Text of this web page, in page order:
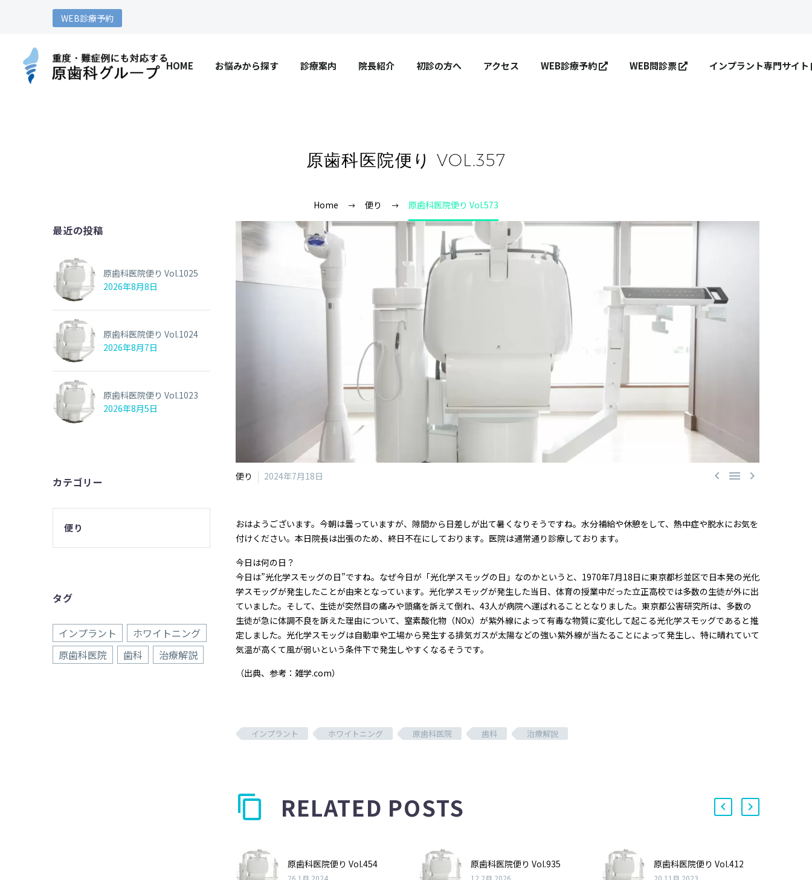
WEB診療予約
HOME お悩みから探す 診療案内 院長紹介 初診の方へ アクセス WEB診療予約 WEB問診票 インプラント専門サイト
原歯科医院便り VOL.357
Home 便り 原歯科医院便り Vol.573
  
便り 2024年7月18日
おはようございます。今朝は曇っていますが、隙間から日差しが出て暑くなりそうですね。水分補給や休憩をして、熱中症や脱水にお気を
付けください。本日院長は出張のため、終日不在にしております。医院は通常通り診療しております。
今日は何の日？
今日は”光化学スモッグの日”ですね。なぜ今日が「光化学スモッグの日」なのかというと、1970年7月18日に東京都杉並区で日本発の光化
学スモッグが発生したことが由来となっています。光化学スモッグが発生した当日、体育の授業中だった立正高校では多数の生徒が外に出
ていました。そして、生徒が突然目の痛みや頭痛を訴えて倒れ、43人が病院へ運ばれることとなりました。東京都公害研究所は、多数の
生徒が急に体調不良を訴えた理由について、窒素酸化物（NOx）が紫外線によって有毒な物質に変化して起こる光化学スモッグであると推
定しました。光化学スモッグは自動車や工場から発生する排気ガスが太陽などの強い紫外線が当たることによって発生し、特に晴れていて
気温が高くて風が弱いという条件下で発生しやすくなるそうです。
（出典、参考：雑学.com）
インプラント ホワイトニング 原歯科医院 歯科 治療解説
RELATED POSTS
原歯科医院便り Vol.454
26 1月 2024
原歯科医院便り Vol.935
12 2月 2026
原歯科医院便り Vol.412
20 11月 2023
最近の投稿
原歯科医院便り Vol.1025
2026年8月8日
原歯科医院便り Vol.1024
2026年8月7日
原歯科医院便り Vol.1023
2026年8月5日
カテゴリー
便り
タグ
インプラント
ホワイトニング
原歯科医院
歯科 治療解説